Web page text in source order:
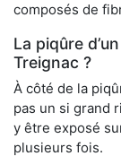
composés de
La piqûre
Treignac ?
À côté de la
pas un si grand
y être exposé
plusieurs fois.